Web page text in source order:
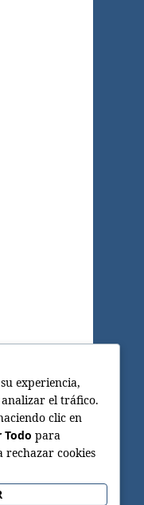
experiencia,
el tráfico.
clic en
Todo para
rechazar cookies